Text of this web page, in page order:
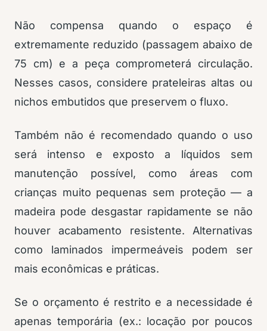
Não compensa quando o espaço é
extremamente reduzido (passagem abaixo de
75 cm) e a peça comprometerá circulação.
Nesses casos, considere prateleiras altas ou
nichos embutidos que preservem o fluxo.
Também não é recomendado quando o uso
será intenso e exposto a líquidos sem
manutenção possível, como áreas com
crianças muito pequenas sem proteção — a
madeira pode desgastar rapidamente se não
houver acabamento resistente. Alternativas
como laminados impermeáveis podem ser
mais econômicas e práticas.
Se o orçamento é restrito e a necessidade é
apenas temporária (ex.: locação por poucos